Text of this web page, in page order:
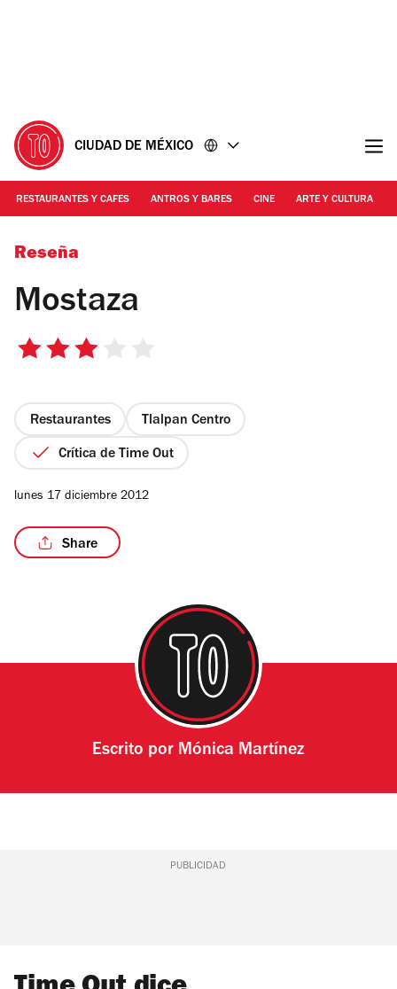
CIUDAD DE MÉXICO
RESTAURANTES Y CAFES ANTROS Y BARES CINE ARTE Y CULTURA
Erika Miranda
Reseña
Mostaza
3
estrellas
Restaurantes Tlalpan Centro
Crítica de Time Out
lunes 17 diciembre 2012
Share
Escrito por Mónica Martínez
PUBLICIDAD